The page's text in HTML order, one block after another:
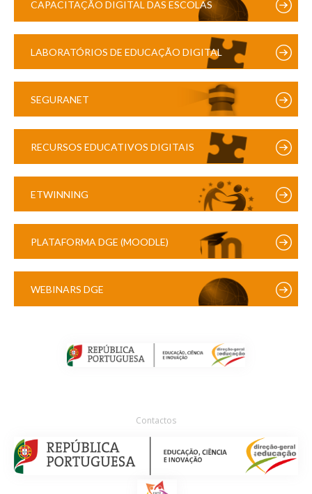
CAPACITAÇÃO DIGITAL DAS ESCOLAS
LABORATÓRIOS DE EDUCAÇÃO DIGITAL
SEGURANET
RECURSOS EDUCATIVOS DIGITAIS
ETWINNING
PLATAFORMA DGE (MOODLE)
WEBINARS DGE
Contactos